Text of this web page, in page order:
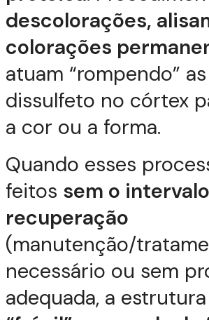
descolorações,
colorações
atuam “rompendo”
dissulfeto no córtex
a cor ou a forma.
Quando esses
feitos sem o
recuperação
(manutenção/
necessário ou sem
adequada, a estrutura